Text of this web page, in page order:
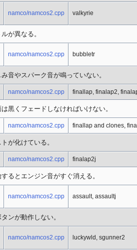
namco/namcos2.cpp valkyrie
が異なる。
namco/namcos2.cpp bubbletr
音やスパーク音が鳴っていない。
namco/namcos2.cpp finallap, finalap2,
黒くフェードしなければいけない。
namco/namcos2.cpp finallap and clones,
が化けている。
namco/namcos2.cpp finalap2j
るとエンジン音がすぐ消える。
namco/namcos2.cpp assault, assaultj
ンが動作しない。
namco/namcos2.cpp luckywld, sgunner2